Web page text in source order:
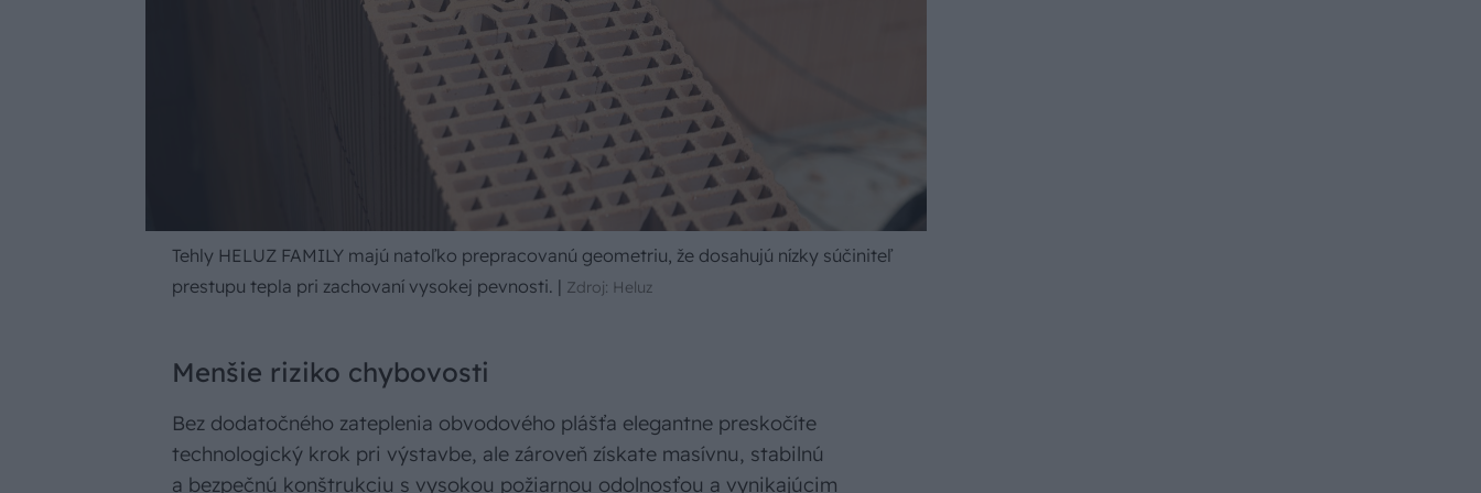
Tehly HELUZ FAMILY majú natoľko prepracovanú geometriu, že dosahujú nízky súčiniteľ
prestupu tepla pri zachovaní vysokej pevnosti. | Zdroj: Heluz
Menšie riziko chybovosti
Bez dodatočného zateplenia obvodového plášťa elegantne preskočíte
technologický krok pri výstavbe, ale zároveň získate masívnu, stabilnú
a bezpečnú konštrukciu s vysokou požiarnou odolnosťou a vynikajúcim